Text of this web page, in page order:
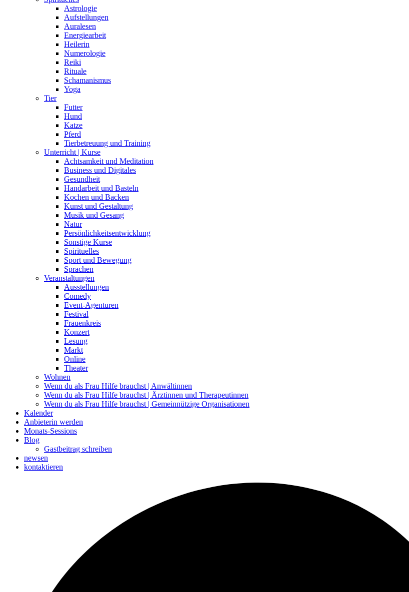
Astrologie
Aufstellungen
Auralesen
Energiearbeit
Heilerin
Numerologie
Reiki
Rituale
Schamanismus
Yoga
Tier
Futter
Hund
Katze
Pferd
Tierbetreuung und Training
Unterricht | Kurse
Achtsamkeit und Meditation
Business und Digitales
Gesundheit
Handarbeit und Basteln
Kochen und Backen
Kunst und Gestaltung
Musik und Gesang
Natur
Persönlichkeitsentwicklung
Sonstige Kurse
Spirituelles
Sport und Bewegung
Sprachen
Veranstaltungen
Ausstellungen
Comedy
Event-Agenturen
Festival
Frauenkreis
Konzert
Lesung
Markt
Online
Theater
Wohnen
Wenn du als Frau Hilfe brauchst | Anwältinnen
Wenn du als Frau Hilfe brauchst | Ärztinnen und Therapeutinnen
Wenn du als Frau Hilfe brauchst | Gemeinnützige Organisationen
Kalender
Anbieterin werden
Monats-Sessions
Blog
Gastbeitrag schreiben
newsen
kontaktieren